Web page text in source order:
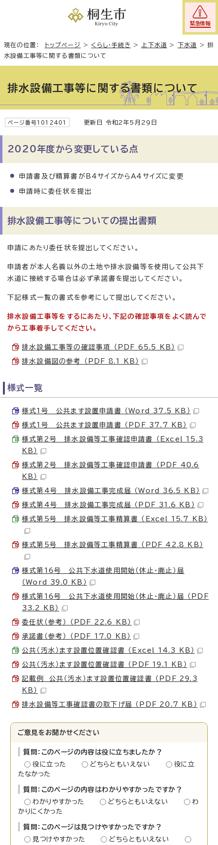
緊急情報
現在の位置： トップページ > くらし・手続き > 上下水道 > 下水道 >排
水設備工事等に関する書類について
排水設備工事等に関する書類について
ページ番号1012401 更新日 令和2年5月29日
2020年度から変更している点
申請書及び精算書がB4サイズからA4サイズに変更
申請時に委任状を提出
排水設備工事等についての提出書類
申請にあたり委任状を提出してください。
申請者が本人名義以外の土地や排水設備等を使用して公共下
水道に接続する場合は必ず承諾書を提出してください。
下記様式一覧の書式を参考にして提出してください。
排水設備工事等をするにあたり、下記の確認事項をよく読んで
から工事着手してください。
排水設備工事等の確認事項 （PDF 65.5 KB）
排水設備図の参考 （PDF 8.1 KB）
様式一覧
様式1号 公共ます設置申請書 （Word 37.5 KB）
様式1号 公共ます設置申請書 （PDF 37.7 KB）
様式第2号 排水設備等工事確認申請書 （Excel 15.3
KB）
様式第2号 排水設備等工事確認申請書 （PDF 40.6
KB）
様式第4号 排水設備工事完成届 （Word 36.5 KB）
様式第4号 排水設備工事完成届 （PDF 31.6 KB）
様式第5号 排水設備等工事精算書 （Excel 15.7 KB）
様式第5号 排水設備等工事精算書 （PDF 42.8 KB）
様式第16号 公共下水道使用開始（休止・廃止）届
（Word 39.0 KB）
様式第16号 公共下水道使用開始（休止・廃止）届 （PDF
33.2 KB）
委任状（参考） （PDF 22.6 KB）
承諾書（参考） （PDF 17.0 KB）
公共（汚水）ます設置位置確認書 （Excel 14.3 KB）
公共（汚水）ます設置位置確認書 （PDF 19.1 KB）
記載例 公共（汚水）ます設置位置確認書 （PDF 29.3
KB）
排水設備等工事確認書の取下げ届 （PDF 20.7 KB）
ご意見をお聞かせください
質問：このページの内容は役に立ちましたか？
役に立った
どちらともいえない
役に立
たなかった
質問：このページの内容はわかりやすかったですか？
わかりやすかった
どちらともいえない
わ
かりにくかった
質問：このページは見つけやすかったですか？
見つけやすかった
どちらともいえない